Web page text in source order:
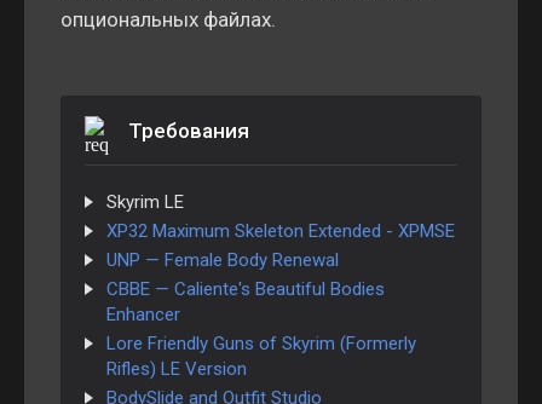
опциональных файлах.
Требования
Skyrim LE
XP32 Maximum Skeleton Extended - XPMSE
UNP — Female Body Renewal
CBBE — Caliente's Beautiful Bodies
Enhancer
Lore Friendly Guns of Skyrim (Formerly
Rifles) LE Version
BodySlide and Outfit Studio